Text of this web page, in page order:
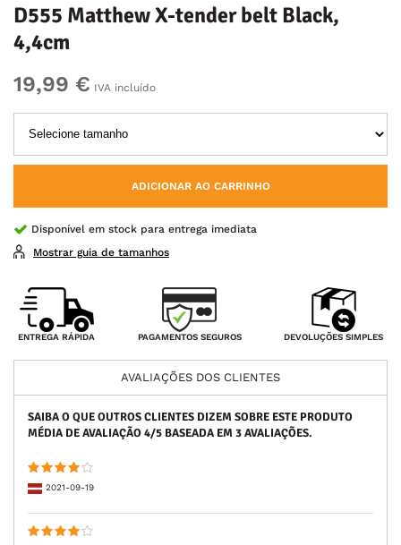
D555 Matthew X-tender belt Black,
4,4cm
19,99 € IVA incluído
ADICIONAR AO CARRINHO
Disponível em stock para entrega imediata
Mostrar guia de tamanhos
ENTREGA RÁPIDA PAGAMENTOS SEGUROS DEVOLUÇÕES SIMPLES
AVALIAÇÕES DOS CLIENTES
SAIBA O QUE OUTROS CLIENTES DIZEM SOBRE ESTE PRODUTO
MÉDIA DE AVALIAÇÃO4/5 BASEADA EM 3AVALIAÇÕES.
2021-09-19